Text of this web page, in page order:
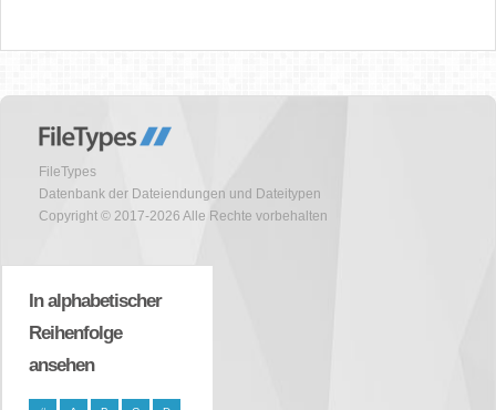
FileTypes
Datenbank der Dateiendungen und Dateitypen
Copyright © 2017-2026 Alle Rechte vorbehalten
In alphabetischer
Reihenfolge
ansehen